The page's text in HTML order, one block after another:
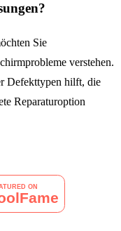
Sie
verstehen.
Defekttypen hilft, die
Reparaturoption